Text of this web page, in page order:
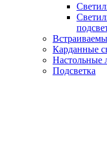
Карданные
Настольные
Подсветка